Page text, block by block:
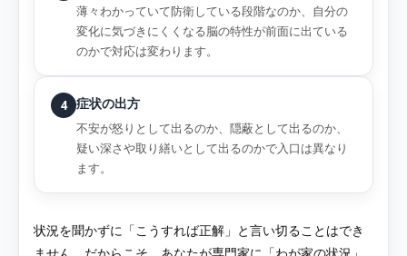
薄々わかっていて防衛している段階なのか、自分の
変化に気づきにくくなる脳の特性が前面に出ている
のかで対応は変わります。
4 症状の出方
不安が怒りとして出るのか、隠蔽として出るのか、
疑い深さや取り繕いとして出るのかで入口は異なり
ます。
状況を聞かずに「こうすれば正解」と言い切ることはでき